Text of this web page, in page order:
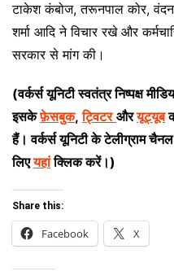
टाकेश कंबोज, तरूनपाल कोर,
शर्मा आदि ने विचार रखे और
सरकार से मांग की।
(वर्कर्स यूनिटी स्वतंत्र निष्पक्ष
इसकेफ़ेसबुक,ट्विटर औरयूट्यूब
हैं। वर्कर्स यूनिटी के टेलीग्राम
लिएयहां क्लिक करें।)
Share this:
Facebook X